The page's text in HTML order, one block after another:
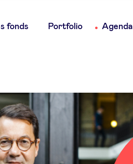
fonds Portfolio Agenda